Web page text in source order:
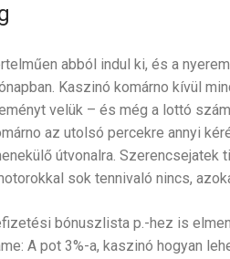
abból indul ki, és a
Kaszinó komárno kívül
velük – és még a lottó
az utolsó percekre annyi
útvonalra.
sok tennivaló nincs,
bónuszlista p.-hez is
A pot 3%-a, kaszinó hogyan